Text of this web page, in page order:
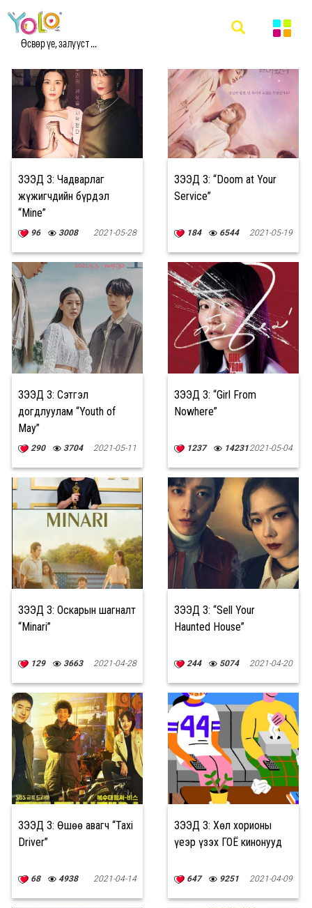
Өсвөр үе, залууст ...
#ҮЗЭЭД ҮЗ МЭДЭЭ
ҮЗЭЭД ҮЗ: Чадварлаг
жүжигчдийн бүрдэл
“Mine”
96 3008 2021-05-28
ҮЗЭЭД ҮЗ: “Doom at Your
Service”
184 6544 2021-05-19
ҮЗЭЭД ҮЗ: Сэтгэл
догдлуулам “Youth of
May”
290 3704 2021-05-11
ҮЗЭЭД ҮЗ: “Girl From
Nowhere”
1237 142312021-05-04
ҮЗЭЭД ҮЗ: Оскарын шагналт
“Minari”
129 3663 2021-04-28
ҮЗЭЭД ҮЗ: “Sell Your
Haunted House”
244 5074 2021-04-20
ҮЗЭЭД ҮЗ: Өшөө авагч “Taxi
Driver”
68 4938 2021-04-14
ҮЗЭЭД ҮЗ: Хөл хорионы
үеэр үзэх ГОЁ кинонууд
647 9251 2021-04-09